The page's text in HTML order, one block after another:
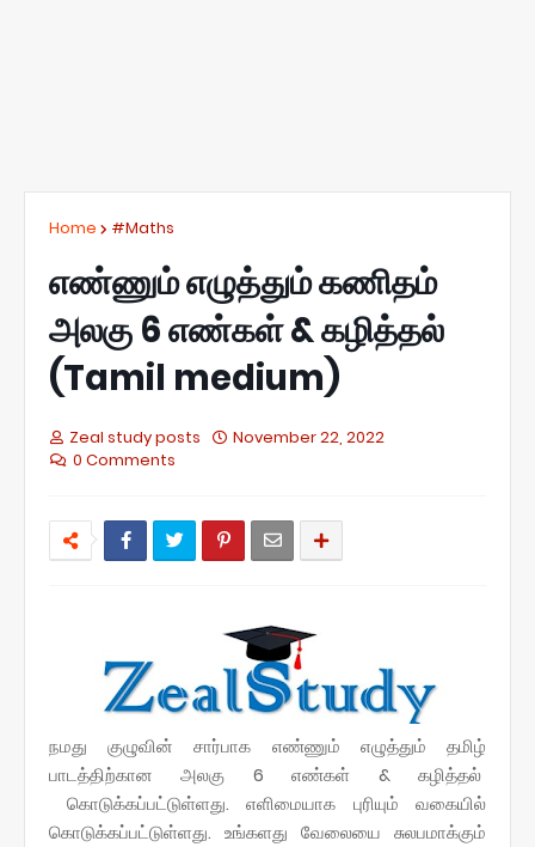
Home #Maths
எண்ணும் எழுத்தும் கணிதம்
அலகு 6 எண்கள் & கழித்தல்
(Tamil medium)
Zeal study posts
November 22, 2022
0 Comments
நமது குழுவின் சார்பாக எண்ணும் எழுத்தும் தமிழ்
பாடத்திற்கான அலகு 6 எண்கள் & கழித்தல்
கொடுக்கப்பட்டுள்ளது. எளிமையாக புரியும் வகையில்
கொடுக்கப்பட்டுள்ளது. உங்களது வேலையை சுலபமாக்கும்